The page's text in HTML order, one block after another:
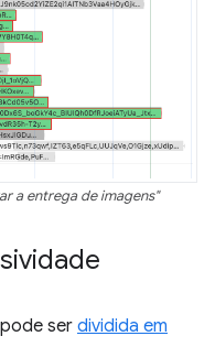
a entrega de imagens"
pode ser dividida em